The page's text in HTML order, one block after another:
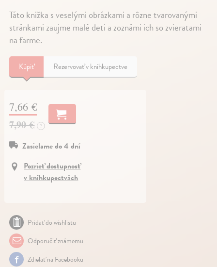
Táto knižka s veselými obrázkami a rôzne tvarovanými
stránkami zaujme malé deti a zoznámi ich so zvieratami
na farme.
Kúpiť Rezervovať v kníhkupectve
7,66 €
7,90 € ?
Zasielame do 4 dní
Pozrieť dostupnosť
v kníhkupectvách
Pridať do wishlistu
Odporučiť známemu
Zdielať na Facebooku